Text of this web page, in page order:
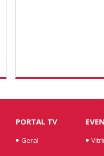
PORTAL TV
Geral